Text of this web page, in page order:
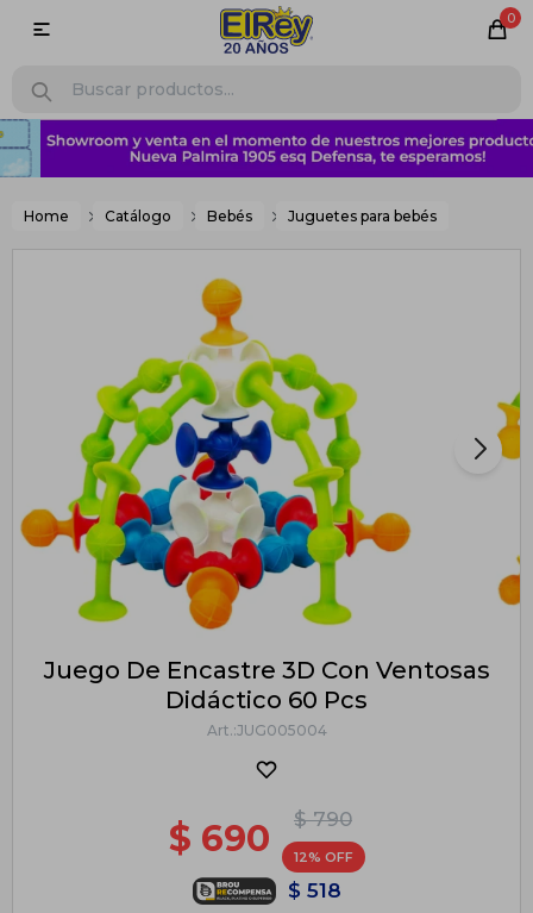
0

Home Catálogo Bebés Juguetes para bebés
Juego De Encastre 3D Con Ventosas
Didáctico 60 Pcs
JUG005004
$ 790
$ 690 12
$ 518